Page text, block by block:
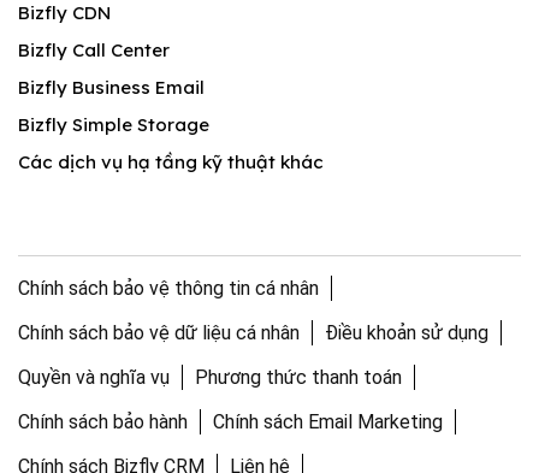
Bizfly CDN
Bizfly Call Center
Bizfly Business Email
Bizfly Simple Storage
Các dịch vụ hạ tầng kỹ thuật khác
Chính sách bảo vệ thông tin cá nhân
Chính sách bảo vệ dữ liệu cá nhân
Điều khoản sử dụng
Quyền và nghĩa vụ
Phương thức thanh toán
Chính sách bảo hành
Chính sách Email Marketing
Chính sách Bizfly CRM
Liên hệ